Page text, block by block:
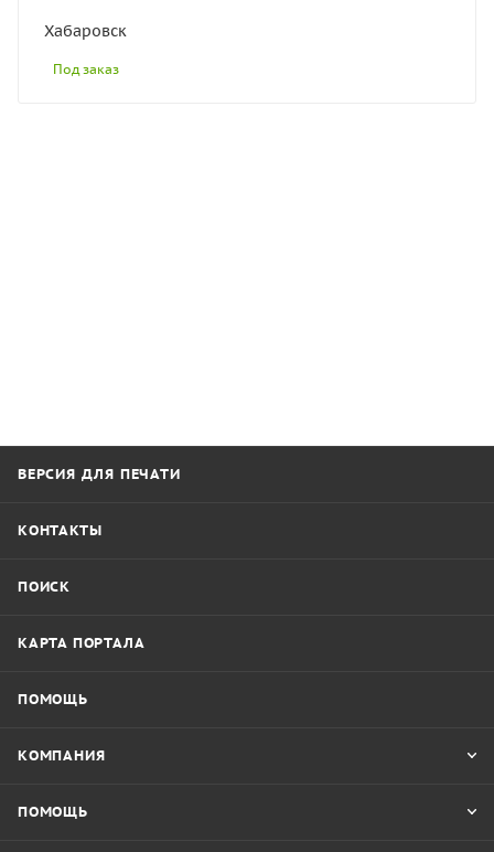
Хабаровск
Под заказ
ВЕРСИЯ ДЛЯ ПЕЧАТИ
КОНТАКТЫ
ПОИСК
КАРТА ПОРТАЛА
ПОМОЩЬ
КОМПАНИЯ
ПОМОЩЬ